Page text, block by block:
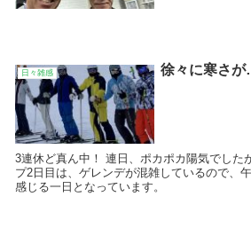
日々雑感 徐々に寒さが
3連休ど真ん中！ 連日、ポカポカ陽気でした
プ2日目は、ゲレンデが混雑しているので、
感じる一日となっています。